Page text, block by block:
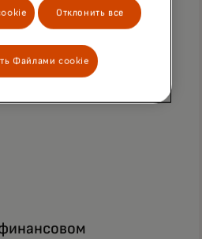
образование и
Отклонить все
Файлами cookie